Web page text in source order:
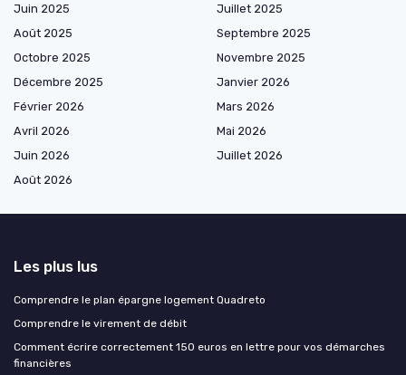
Juin 2025
Juillet 2025
Août 2025
Septembre 2025
Octobre 2025
Novembre 2025
Décembre 2025
Janvier 2026
Février 2026
Mars 2026
Avril 2026
Mai 2026
Juin 2026
Juillet 2026
Août 2026
Les plus lus
Comprendre le plan épargne logement Quadreto
Comprendre le virement de débit
Comment écrire correctement 150 euros en lettre pour vos démarches
financières